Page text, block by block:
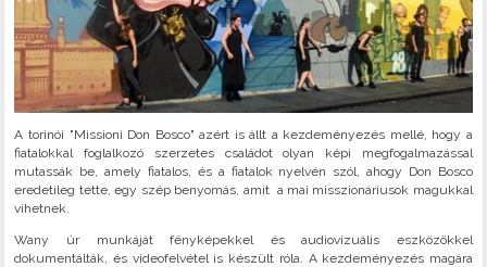
A torinói "Missioni Don Bosco" azért is állt a kezdeményezés mellé, hogy a
fiatalokkal foglalkozó szerzetes családot olyan képi megfogalmazással
mutassák be, amely fiatalos, és a fiatalok nyelvén szól, ahogy Don Bosco
eredetileg tette, egy szép benyomás, amit a mai misszionáriusok magukkal
vihetnek.
Wany úr munkáját fényképekkel és audiovizuális eszközökkel
dokumentálták, és videofelvétel is készült róla. A kezdeményezés magára